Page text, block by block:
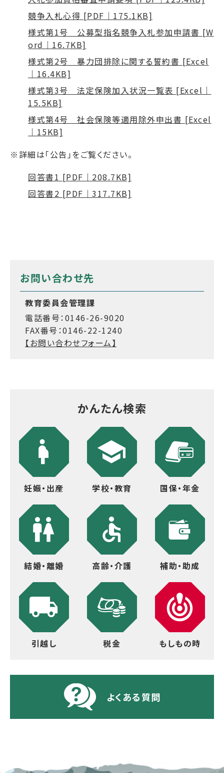
競争入札心得 [PDF｜175.1KB]
様式第1号 公募型指名競争入札参加申請書 [W
ord｜16.7KB]
様式第2号 暴力団排除に関する誓約書 [Excel
｜16.4KB]
様式第3号 法定保険加入状況一覧表 [Excel｜
15.5KB]
様式第4号 社会保険等適用除外申出書 [Excel
｜15KB]
※詳細は「公告」をご覧ください。
回答書1 [PDF｜208.7KB]
回答書2 [PDF｜317.7KB]
お問い合わせ先
教育委員会管理課
電話番号：0146-26-9020
FAX番号：0146-22-1240
【お問い合わせフォーム】
かんたん検索
妊娠・出産 学校・教育 国保・年金
結婚・離婚 高齢・介護 補助・助成
引越し 税金 もしもの時
よくある質問